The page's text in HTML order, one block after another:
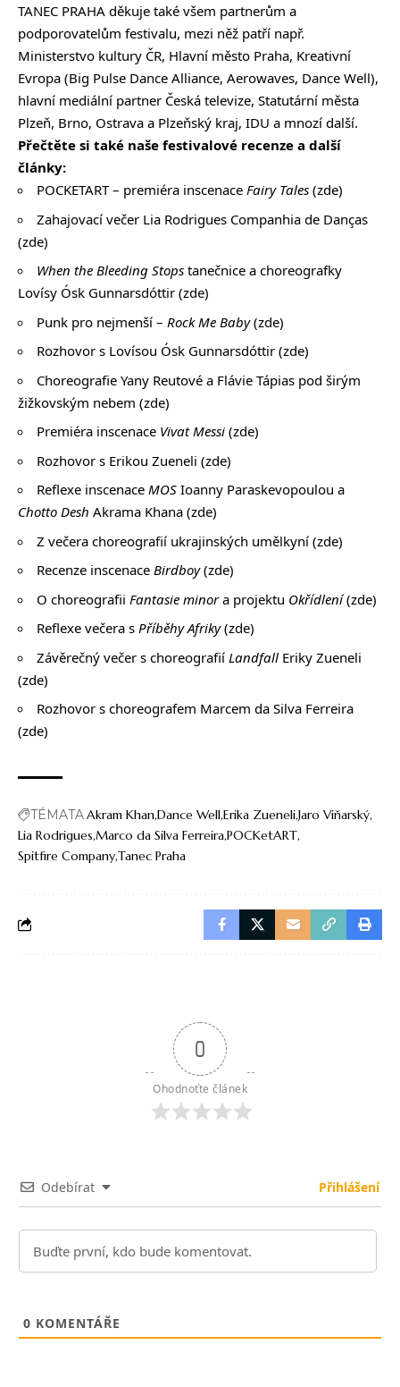
TANEC PRAHA děkuje také všem partnerům a
podporovatelům festivalu, mezi něž patří např.
Ministerstvo kultury ČR, Hlavní město Praha, Kreativní
Evropa (Big Pulse Dance Alliance, Aerowaves, Dance Well),
hlavní mediální partner Česká televize, Statutární města
Plzeň, Brno, Ostrava a Plzeňský kraj, IDU a mnozí další.
Přečtěte si také naše festivalové recenze a další
články:
POCKETART – premiéra inscenace Fairy Tales (zde)
Zahajovací večer Lia Rodrigues Companhia de Danças
(zde)
When the Bleeding Stops tanečnice a choreografky
Lovísy Ósk Gunnarsdóttir (zde)
Punk pro nejmenší – Rock Me Baby(zde)
Rozhovor s Lovísou Ósk Gunnarsdóttir (zde)
Choreografie Yany Reutové a Flávie Tápias pod širým
žižkovským nebem (zde)
Premiéra inscenace Vivat Messi (zde)
Rozhovor s Erikou Zueneli (zde)
Reflexe inscenace MOS Ioanny Paraskevopoulou a
Chotto Desh Akrama Khana (zde)
Z večera choreografií ukrajinských umělkyní (zde)
Recenze inscenace Birdboy(zde)
O choreografii Fantasie minora projektu Okřídlení(zde)
Reflexe večera s Příběhy Afriky(zde)
Závěrečný večer s choreografií Landfall Eriky Zueneli
(zde)
Rozhovor s choreografem Marcem da Silva Ferreira
(zde)
TÉMATAAkram KhanDance WellErika ZueneliJaro Viňarský
Lia Rodrigues Marco da Silva FerreiraPOCKetART
Spitfire CompanyTanec Praha
0
Ohodnoťte článek
Odebírat Přihlášení
0 KOMENTÁŘE